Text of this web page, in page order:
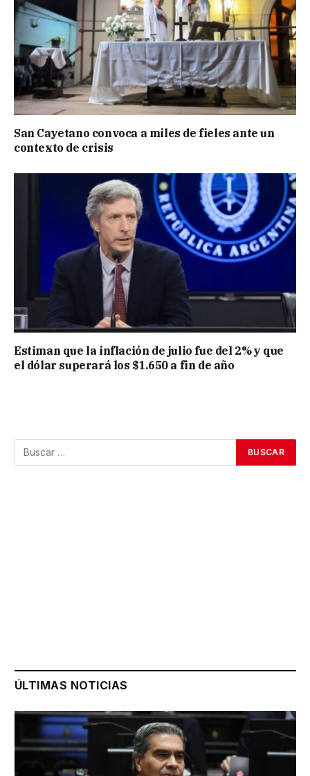
San Cayetano convoca a miles de fieles ante un
contexto de crisis
Estiman que la inflación de julio fue del 2% y que
el dólar superará los $1.650 a fin de año
ÚLTIMAS NOTICIAS